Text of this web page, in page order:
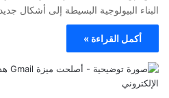
البناء البيولوجية البسيطة إلى أشكال
أكمل القراءة »